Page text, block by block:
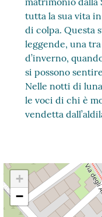
tutta la sua vita
di colpa. Questa
leggende, una
d’inverno,
si possono
Nelle notti di
le voci di chi è
vendetta
+
−